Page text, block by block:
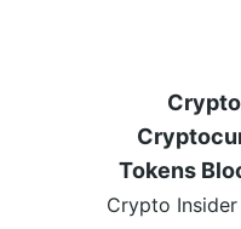
Tokens
Crypto